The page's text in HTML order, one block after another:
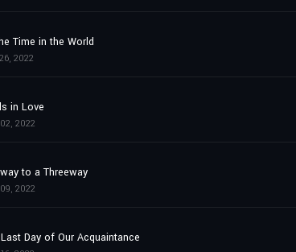
Time in the World
2022
in Love
2022
to a Threeway
2022
Day of Our Acquaintance